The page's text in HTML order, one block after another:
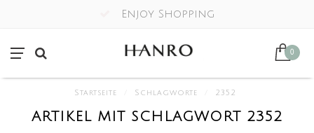
Enjoy Shopping
0
Startseite Schlagworte 2352
ARTIKEL MIT SCHLAGWORT 2352